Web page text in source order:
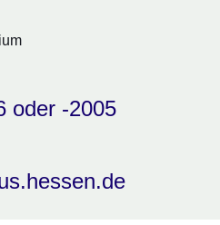
oder -2005